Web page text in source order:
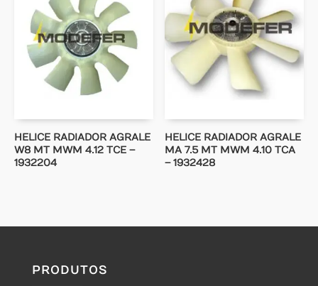
HELICE RADIADOR AGRALE
W8 MT MWM 4.12 TCE –
1932204
HELICE RADIADOR AGRALE
MA 7.5 MT MWM 4.10 TCA
– 1932428
PRODUTOS